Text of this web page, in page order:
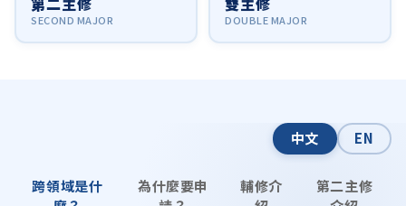
中文 EN
跨領域是什
為什麼要申
輔修介
第二主修